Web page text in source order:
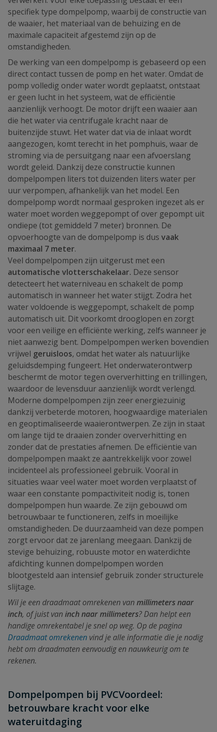
specifiek type dompelpomp, waarbij de constructie van
de waaier, het materiaal van de behuizing en de
maximale capaciteit afgestemd zijn op de
omstandigheden.
De werking van een dompelpomp is gebaseerd op een
direct contact tussen de pomp en het water. Omdat de
pomp volledig onder water wordt geplaatst, ontstaat
er geen lucht in het systeem, wat de efficiëntie
aanzienlijk verhoogt. De motor drijft een waaier aan
die het water via centrifugale kracht naar de
buitenzijde stuwt. Het water dat via de inlaat wordt
aangezogen, komt terecht in het pomphuis, waar de
stroming via de persuitgang naar een afvoerslang
wordt geleid. Dankzij deze constructie kunnen
dompelpompen liters tot duizenden liters water per
uur verpompen, afhankelijk van het model. Een
dompelpomp wordt normaal gesproken ingezet als er
water moet worden weggepompt of over gepompt uit
ondiepe (tot gemiddeld 7 meter) bronnen. De
opvoerhoogte van de dompelpomp is dus vaak
maximaal 7 meter.
Veel dompelpompen zijn uitgerust met een
automatische vlotterschakelaar. Deze sensor
detecteert het waterniveau en schakelt de pomp
automatisch in wanneer het water stijgt. Zodra het
water voldoende is weggepompt, schakelt de pomp
automatisch uit. Dit voorkomt drooglopen en zorgt
voor een veilige en efficiënte werking, zelfs wanneer je
niet aanwezig bent. Dompelpompen werken bovendien
vrijwel geruisloos, omdat het water als natuurlijke
geluidsdemping fungeert. Het onderwaterontwerp
beschermt de motor tegen oververhitting en trillingen,
waardoor de levensduur aanzienlijk wordt verlengd.
Moderne dompelpompen zijn zeer energiezuinig
dankzij verbeterde motoren, hoogwaardige materialen
en geoptimaliseerde waaierontwerpen. Ze zijn in staat
om lange tijd te draaien zonder oververhitting en
zonder dat de prestaties afnemen. De efficiëntie van
dompelpompen maakt ze aantrekkelijk voor zowel
incidenteel als professioneel gebruik. Vooral in
situaties waar veel water moet worden verplaatst of
waar een constante pompactiviteit nodig is, tonen
dompelpompen hun waarde. Ze zijn gebouwd om
betrouwbaar te functioneren, zelfs in moeilijke
omstandigheden. De duurzaamheid van deze pompen
zorgt ervoor dat ze jarenlang meegaan. Dankzij de
stevige behuizing, robuuste motor en waterdichte
afdichting kunnen dompelpompen worden
blootgesteld aan intensief gebruik zonder structurele
slijtage.
Wil je een draadmaat omrekenen vanmillimeters naar
inch, of juist vaninch naar millimeters? Dan helpt een
handige omrekentabel je snel op weg. Op de pagina
Draadmaat omrekenen vind je alle informatie die je nodig
hebt om draadmaten eenvoudig en nauwkeurig om te
rekenen.
Dompelpompen bij PVCVoordeel:
betrouwbare kracht voor elke
wateruitdaging